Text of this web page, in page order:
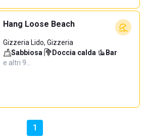
Hang Loose Beach
Gizzeria Lido, Gizzeria
Sabbiosa· Doccia calda· Bar·
e altri 9…
1